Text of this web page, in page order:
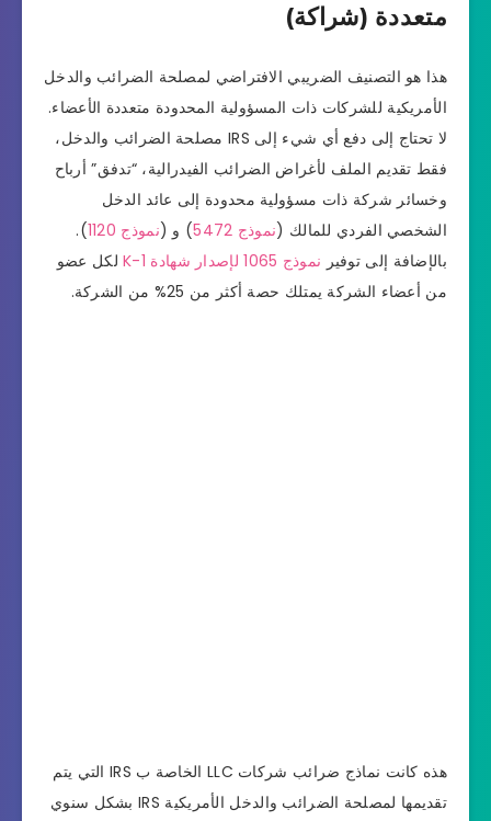
متعددة (شراكة)
هذا هو التصنيف الضريبي الافتراضي لمصلحة الضرائب والدخل
الأمريكية للشركات ذات المسؤولية المحدودة متعددة الأعضاء.
لا تحتاج إلى دفع أي شيء إلى IRS مصلحة الضرائب والدخل،
فقط تقديم الملف لأغراض الضرائب الفيدرالية، “تدفق” أرباح
وخسائر شركة ذات مسؤولية محدودة إلى عائد الدخل
الشخصي الفردي للمالك (نموذج 5472 ) و (نموذج 1120
).
بالإضافة إلى توفير نموذج 1065 لإصدار شهادة K-1
لكل عضو
من أعضاء الشركة يمتلك حصة أكثر من 25% من الشركة.
هذه كانت نماذج ضرائب شركات LLC الخاصة ب IRS التي يتم
تقديمها لمصلحة الضرائب والدخل الأمريكية IRS بشكل سنوي